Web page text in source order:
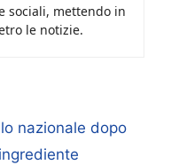
sociali, mettendo in
le notizie.
nazionale dopo